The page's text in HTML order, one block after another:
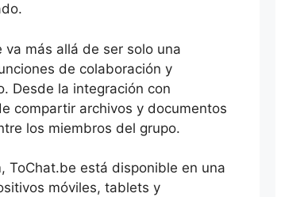
va más allá de ser solo una
de colaboración y
Desde la integración con
compartir archivos y documentos
los miembros del grupo.
ToChat.be está disponible en una
móviles, tablets y